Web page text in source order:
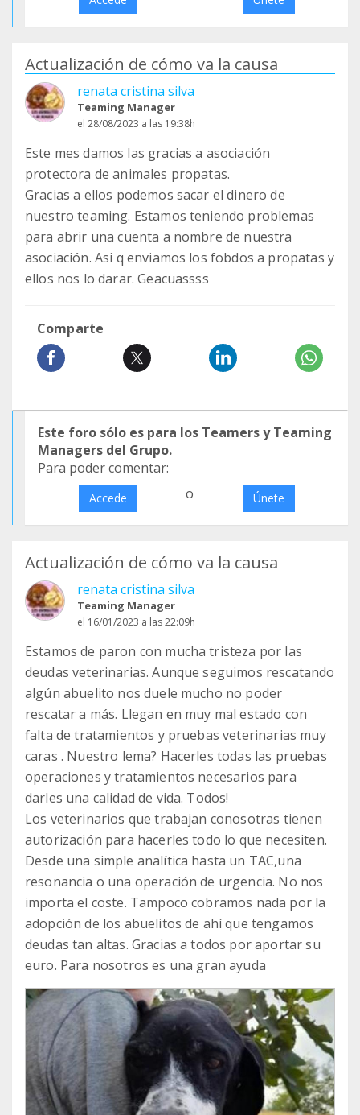
Actualización de cómo va la causa
renata cristina silva
Teaming Manager
el 28/08/2023 a las 19:38h
Este mes damos las gracias a asociación
protectora de animales propatas.
Gracias a ellos podemos sacar el dinero de
nuestro teaming. Estamos teniendo problemas
para abrir una cuenta a nombre de nuestra
asociación. Asi q enviamos los fobdos a propatas y
ellos nos lo darar. Geacuassss
Comparte
Este foro sólo es para los Teamers y Teaming
Managers del Grupo.
Para poder comentar:
Accede o Únete
Actualización de cómo va la causa
renata cristina silva
Teaming Manager
el 16/01/2023 a las 22:09h
Estamos de paron con mucha tristeza por las
deudas veterinarias. Aunque seguimos rescatando
algún abuelito nos duele mucho no poder
rescatar a más. Llegan en muy mal estado con
falta de tratamientos y pruebas veterinarias muy
caras . Nuestro lema? Hacerles todas las pruebas
operaciones y tratamientos necesarios para
darles una calidad de vida. Todos!
Los veterinarios que trabajan conosotras tienen
autorización para hacerles todo lo que necesiten.
Desde una simple analítica hasta un TAC,una
resonancia o una operación de urgencia. No nos
importa el coste. Tampoco cobramos nada por la
adopción de los abuelitos de ahí que tengamos
deudas tan altas. Gracias a todos por aportar su
euro. Para nosotros es una gran ayuda